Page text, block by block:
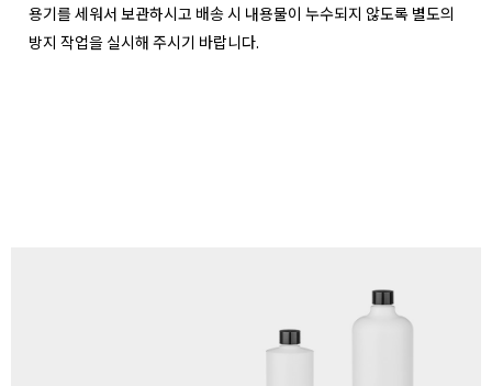
용기를 세워서 보관하시고 배송 시 내용물이 누수되지 않도록 별도의
방지 작업을 실시해 주시기 바랍니다.